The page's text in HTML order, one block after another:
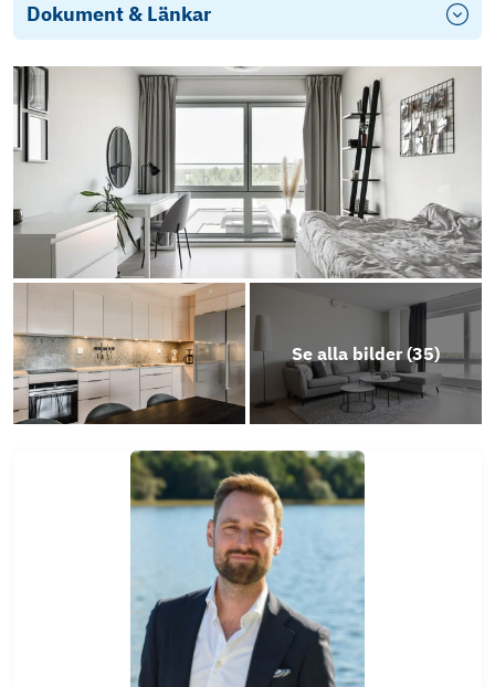
Dokument & Länkar
Årsredovisning 2025
Se alla bilder (35)